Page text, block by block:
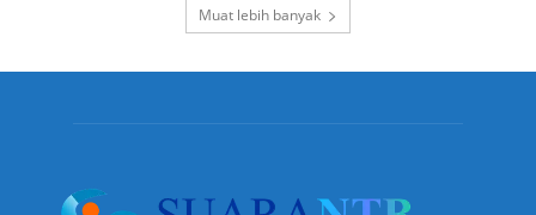
Muat lebih banyak